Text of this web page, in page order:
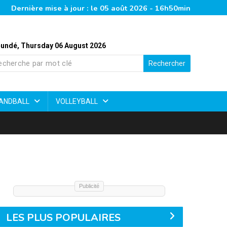
Dernière mise à jour : le 05 août 2026 - 16h50min
Thursday 06 August 2026
Rechercher
VOLLEYBALL
Publicité
LES PLUS POPULAIRES